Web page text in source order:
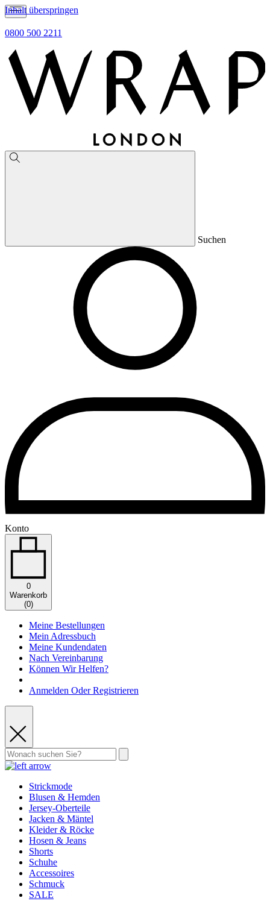
Inhalt überspringen
0800 500 2211
Suchen
Konto
0
Warenkorb
(0)
Meine Bestellungen
Mein Adressbuch
Meine Kundendaten
Nach Vereinbarung
Können Wir Helfen?
Anmelden Oder Registrieren
Strickmode
Blusen & Hemden
Jersey-Oberteile
Jacken & Mäntel
Kleider & Röcke
Hosen & Jeans
Shorts
Schuhe
Accessoires
Schmuck
SALE